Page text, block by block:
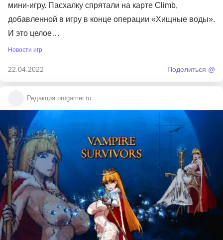
мини-игру. Пасхалку спрятали на карте Climb,
добавленной в игру в конце операции «Хищные воды».
И это целое…
Новости игр
22.04.2022 Поделиться @
Редакция progamer.ru